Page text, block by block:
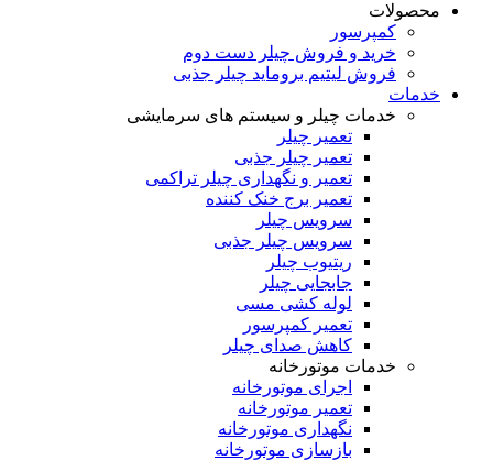
کمپرسور
خرید و فروش چیلر دست دوم
فروش لیتیم بروماید چیلر جذبی
خدمات چیلر و سیستم های سرمایشی
تعمیر چیلر
تعمیر چیلر جذبی
تعمیر و نگهداری چیلر تراکمی
تعمیر برج خنک کننده
سرویس چیلر
سرویس چیلر جذبی
ریتیوب چیلر
جابجایی چیلر
لوله کشی مسی
تعمیر کمپرسور
کاهش صدای چیلر
خدمات موتورخانه
اجرای موتورخانه
تعمیر موتورخانه
نگهداری موتورخانه
بازسازی موتورخانه